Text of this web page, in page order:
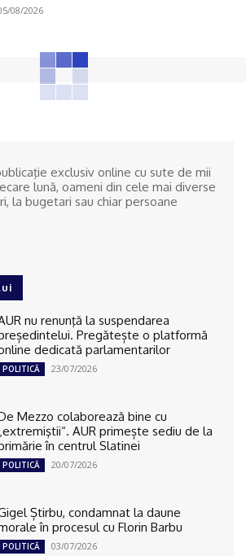
08/2026
exclusiv online cu sute de mii
lună, oameni din cele mai diverse
la bugetari sau chiar persoane
nu renunţă la suspendarea
Pregătește o platformă
dedicată parlamentarilor
POLITICĂ 23/07/2026
Mezzo colaborează bine cu
„extremiştii“. AUR primește sediu de la
în centrul Slatinei
POLITICĂ 20/07/2026
Știrbu, condamnat la daune
în procesul cu Florin Barbu
POLITICĂ 03/07/2026